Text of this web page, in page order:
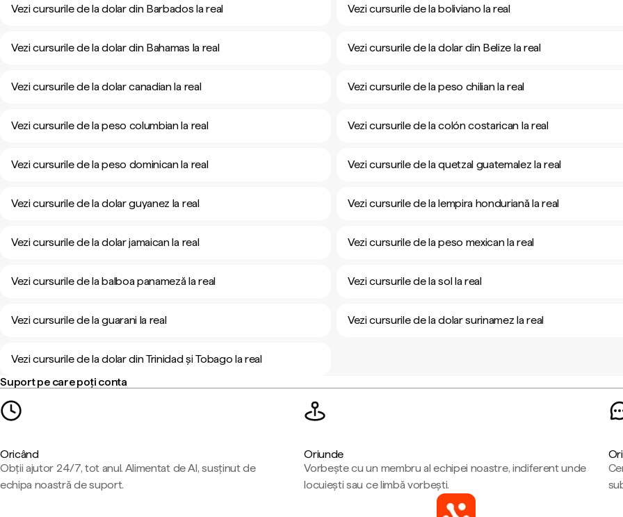
Vezi cursurile de la dolar din Barbados la real Vezi cursurile de la boliviano la real
Vezi cursurile de la dolar din Bahamas la real Vezi cursurile de la dolar din Belize la real
Vezi cursurile de la dolar canadian la real Vezi cursurile de la peso chilian la real
Vezi cursurile de la peso columbian la real Vezi cursurile de la colón costarican la real
Vezi cursurile de la peso dominican la real Vezi cursurile de la quetzal guatemalez la real
Vezi cursurile de la dolar guyanez la real Vezi cursurile de la lempira honduriană la real
Vezi cursurile de la dolar jamaican la real Vezi cursurile de la peso mexican la real
Vezi cursurile de la balboa panameză la real Vezi cursurile de la sol la real
Vezi cursurile de la guarani la real Vezi cursurile de la dolar surinamez la real
Vezi cursurile de la dolar din Trinidad și Tobago la real
Suport pe care poți conta
Oricând
Obții ajutor 24/7, tot anul. Alimentat de AI, susținut de
echipa noastră de suport.
Oriunde
Vorbește cu un membru al echipei noastre, indiferent unde
locuiești sau ce limbă vorbești.